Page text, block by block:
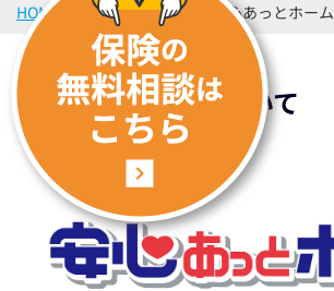
HOME 保険商品案内 安心あっとホーム
取り扱い保険について